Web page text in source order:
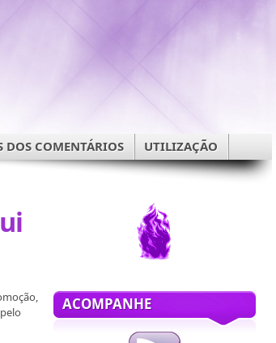
DOS COMENTÁRIOS UTILIZAÇÃO
ACOMPANHE